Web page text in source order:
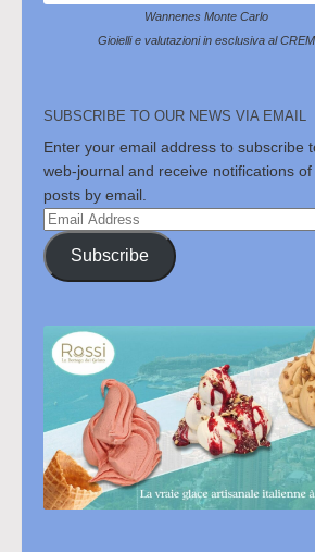
Wannenes Monte Carlo
Gioielli e valutazioni in esclusiva al CREM
SUBSCRIBE TO OUR NEWS VIA EMAIL
Enter your email address to subscribe
web-journal and receive notifications of
posts by email.
Email
Address
Subscribe